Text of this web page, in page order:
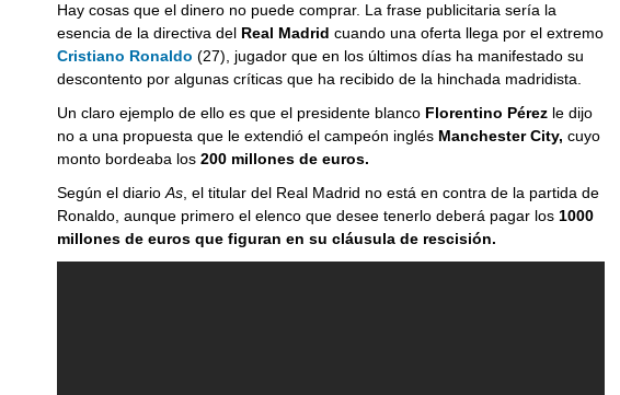
Hay cosas que el dinero no puede comprar. La frase publicitaria sería la
esencia de la directiva del Real Madrid cuando una oferta llega por el extremo
Cristiano Ronaldo (27), jugador que en los últimos días ha manifestado su
descontento por algunas críticas que ha recibido de la hinchada madridista.
Un claro ejemplo de ello es que el presidente blanco Florentino Pérezle dijo
no a una propuesta que le extendió el campeón inglés Manchester City, cuyo
monto bordeaba los 200 millones de euros.
Según el diario As, el titular del Real Madrid no está en contra de la partida de
Ronaldo, aunque primero el elenco que desee tenerlo deberá pagar los 1000
millones de euros que figuran en su cláusula de rescisión.